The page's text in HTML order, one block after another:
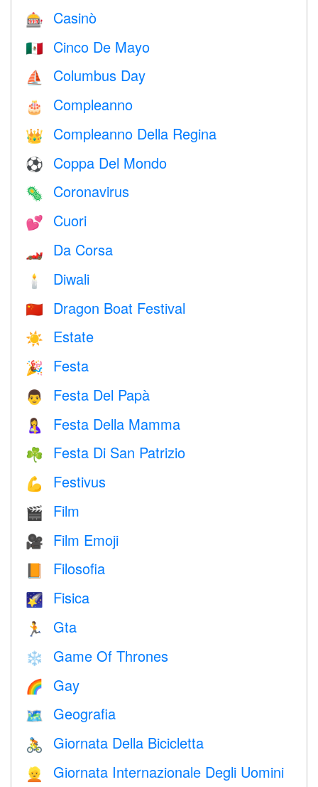
🎰 Casinò
🇲🇽 Cinco De Mayo
⛵️ Columbus Day
🎂 Compleanno
👑 Compleanno Della Regina
⚽ Coppa Del Mondo
🦠 Coronavirus
💕 Cuori
🏎 Da Corsa
🕯 Diwali
🇨🇳 Dragon Boat Festival
☀️ Estate
🎉 Festa
👨 Festa Del Papà
🤱 Festa Della Mamma
☘️ Festa Di San Patrizio
💪 Festivus
🎬 Film
🎥 Film Emoji
📙 Filosofia
🌠 Fisica
🏃 Gta
❄️ Game Of Thrones
🌈 Gay
🗺 Geografia
🚴 Giornata Della Bicicletta
👱 Giornata Internazionale Degli Uomini